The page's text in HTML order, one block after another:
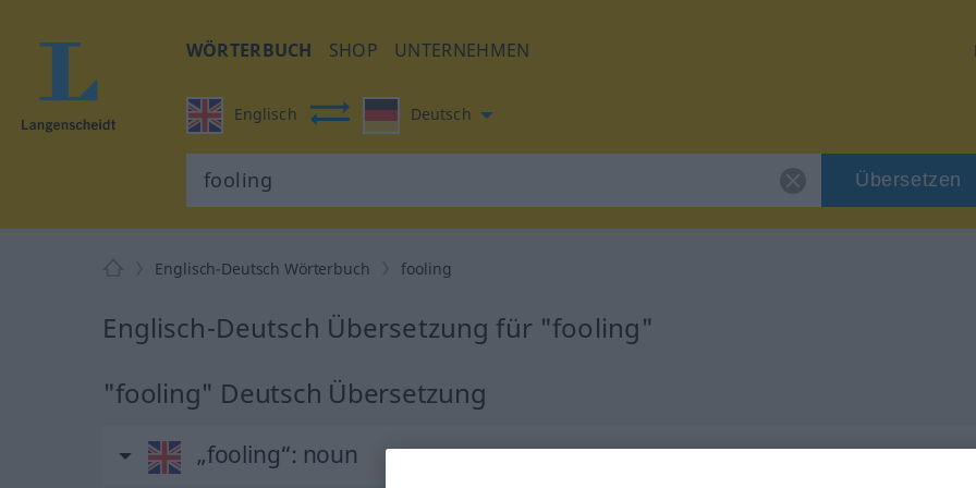
WÖRTERBUCH SHOP UNTERNEHMEN
Englisch Deutsch
Übersetzen
Englisch-Deutsch Wörterbuch fooling
Englisch-Deutsch Übersetzung für "fooling"
"fooling" Deutsch Übersetzung
„fooling“: noun